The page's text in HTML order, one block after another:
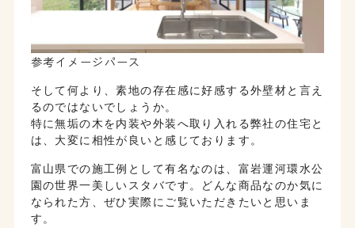
参考イメージパース
そして何より、素地の存在感に好感する外壁材と言え
るのではないでしょうか。
特に無垢の木を内装や外装へ取り入れる弊社の住宅と
は、大変に相性が良いと感じております。
富山県での施工例として有名なのは、富岩運河環水公
園の世界一美しいスタバです。どんな商品なのか気に
なられた方、ぜひ実際にご覧いただきたいと思いま
す。